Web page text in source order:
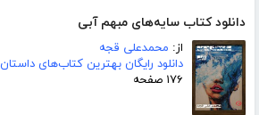
دانلود کتاب سایه‌های مبهم آبی
از: محمدعلی قجه
دانلود رایگان بهترین کتاب‌های داستان
۱۷۶ صفحه